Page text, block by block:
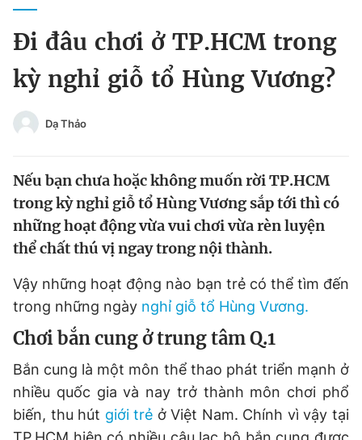
Chào ngày mới
Tin thị trường Tin 360
Video Magazine
Sản phẩm khác
Tiện ích Bạn cần biết
Thông tin tòa soạn Liên hệ quảng cáo
Đổi mật khẩu
Tin đã lưu
Đi đâu chơi ở TP.HCM trong
kỳ nghỉ giỗ tổ Hùng Vương?
Dạ Thảo
Nếu bạn chưa hoặc không muốn rời TP.HCM
trong kỳ nghỉ giỗ tổ Hùng Vương sắp tới thì có
những hoạt động vừa vui chơi vừa rèn luyện
thể chất thú vị ngay trong nội thành.
Vậy những hoạt động nào bạn trẻ có thể tìm đến
trong những ngày nghỉ giỗ tổ Hùng Vương.
Chơi bắn cung ở trung tâm Q.1
Bắn cung là một môn thể thao phát triển mạnh ở
nhiều quốc gia và nay trở thành môn chơi phổ
biến, thu hút giới trẻ ở Việt Nam. Chính vì vậy tại